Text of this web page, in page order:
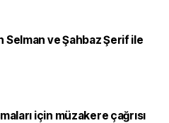
Selman ve Şahbaz Şerif ile
için müzakere çağrısı